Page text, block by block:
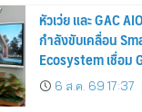
หัวเว่ย และ GAC
กำลังขับเคลื่อน
Ecosystem เชื่อม
รถยนต์ MPV ระดับพ
พลังงานแสงอาทิตย์
6 ส.ค. 69 17:37